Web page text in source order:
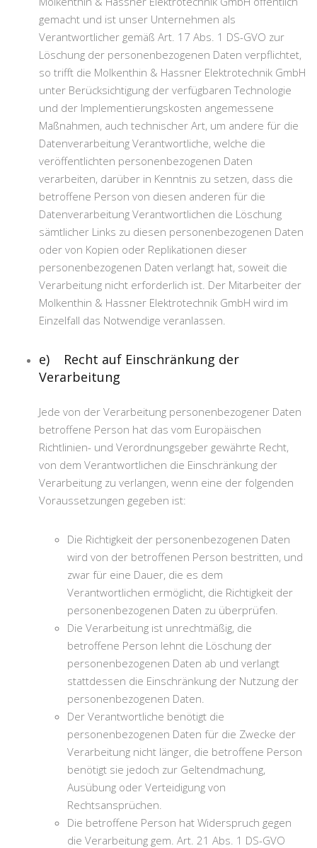
gemacht und ist unser Unternehmen als
Verantwortlicher gemäß Art. 17 Abs. 1 DS-GVO zur
Löschung der personenbezogenen Daten verpflichtet,
so trifft die Molkenthin & Hassner Elektrotechnik GmbH
unter Berücksichtigung der verfügbaren Technologie
und der Implementierungskosten angemessene
Maßnahmen, auch technischer Art, um andere für die
Datenverarbeitung Verantwortliche, welche die
veröffentlichten personenbezogenen Daten
verarbeiten, darüber in Kenntnis zu setzen, dass die
betroffene Person von diesen anderen für die
Datenverarbeitung Verantwortlichen die Löschung
sämtlicher Links zu diesen personenbezogenen Daten
oder von Kopien oder Replikationen dieser
personenbezogenen Daten verlangt hat, soweit die
Verarbeitung nicht erforderlich ist. Der Mitarbeiter der
Molkenthin & Hassner Elektrotechnik GmbH wird im
Einzelfall das Notwendige veranlassen.
e) Recht auf Einschränkung der
Verarbeitung
Jede von der Verarbeitung personenbezogener Daten
betroffene Person hat das vom Europäischen
Richtlinien- und Verordnungsgeber gewährte Recht,
von dem Verantwortlichen die Einschränkung der
Verarbeitung zu verlangen, wenn eine der folgenden
Voraussetzungen gegeben ist:
Die Richtigkeit der personenbezogenen Daten
wird von der betroffenen Person bestritten, und
zwar für eine Dauer, die es dem
Verantwortlichen ermöglicht, die Richtigkeit der
personenbezogenen Daten zu überprüfen.
Die Verarbeitung ist unrechtmäßig, die
betroffene Person lehnt die Löschung der
personenbezogenen Daten ab und verlangt
stattdessen die Einschränkung der Nutzung der
personenbezogenen Daten.
Der Verantwortliche benötigt die
personenbezogenen Daten für die Zwecke der
Verarbeitung nicht länger, die betroffene Person
benötigt sie jedoch zur Geltendmachung,
Ausübung oder Verteidigung von
Rechtsansprüchen.
Die betroffene Person hat Widerspruch gegen
die Verarbeitung gem. Art. 21 Abs. 1 DS-GVO